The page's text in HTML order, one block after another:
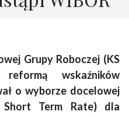
Grupy Roboczej (KS
wskaźników
o wyborze docelowej
Short Term Rate) dla